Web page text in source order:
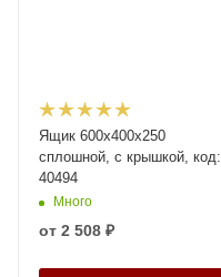
Ящик 600х400х250
сплошной, с крышкой, код:
40494
Много
от 2 508 ₽